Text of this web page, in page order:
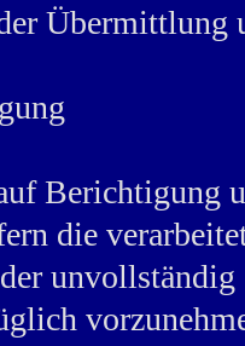
Übermittlung
Berichtigung
die